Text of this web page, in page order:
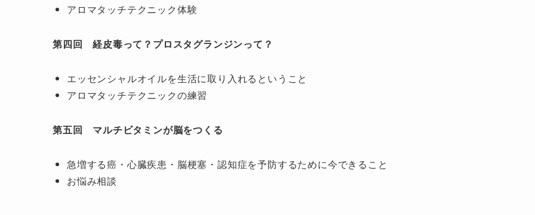
アロマタッチテクニック体験
第四回 経皮毒って？プロスタグランジンって？
エッセンシャルオイルを生活に取り入れるということ
アロマタッチテクニックの練習
第五回 マルチビタミンが脳をつくる
急増する癌・心臓疾患・脳梗塞・認知症を予防するために今できること
お悩み相談